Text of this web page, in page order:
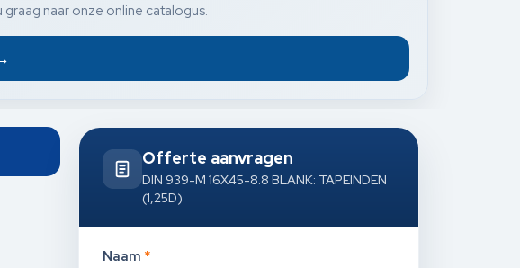
naar onze online catalogus.
Offerte aanvragen
DIN 939-M 16X45-8.8 BLANK: TAPEINDEN
(1,25D)
Naam *